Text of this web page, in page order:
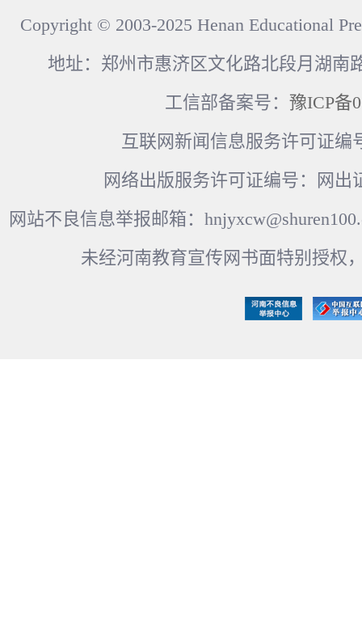
Copyright © 2003-2025 Henan Educational
地址：郑州市惠济区文化路北段月湖南
工信部备案号： 豫ICP备
互联网新闻信息服务许可证编
网络出版服务许可证编号：网出
网站不良信息举报邮箱：
未经河南教育宣传网书面特别授权